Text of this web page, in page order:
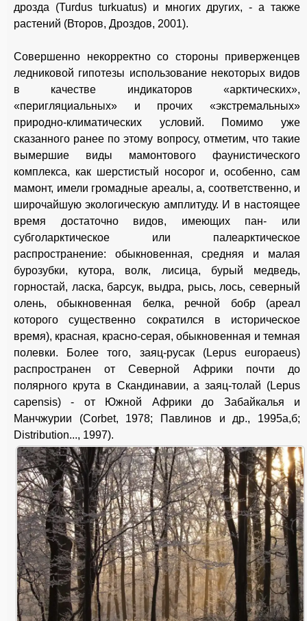
дрозда (Turdus turkuatus) и многих других, - а также
растений (Второв, Дроздов, 2001).
Совершенно некорректно со стороны приверженцев
ледниковой гипотезы использование некоторых видов
в качестве индикаторов «арктических»,
«перигляциальных» и прочих «экстремальных»
природно-климатических условий. Помимо уже
сказанного ранее по этому вопросу, отметим, что такие
вымершие виды мамонтового фаунистического
комплекса, как шерстистый носорог и, особенно, сам
мамонт, имели громадные ареалы, а, соответственно, и
широчайшую экологическую амплитуду. И в настоящее
время достаточно видов, имеющих пан- или
субголарктическое или палеарктическое
распространение: обыкновенная, средняя и малая
бурозубки, кутора, волк, лисица, бурый медведь,
горностай, ласка, барсук, выдра, рысь, лось, северный
олень, обыкновенная белка, речной бобр (ареал
которого существенно сократился в историческое
время), красная, красно-серая, обыкновенная и темная
полевки. Более того, заяц-русак (Lepus europaeus)
распространен от Северной Африки почти до
полярного крута в Скандинавии, а заяц-толай (Lepus
capensis) - от Южной Африки до Забайкалья и
Манчжурии (Corbet, 1978; Павлинов и др., 1995а,б;
Distribution..., 1997).